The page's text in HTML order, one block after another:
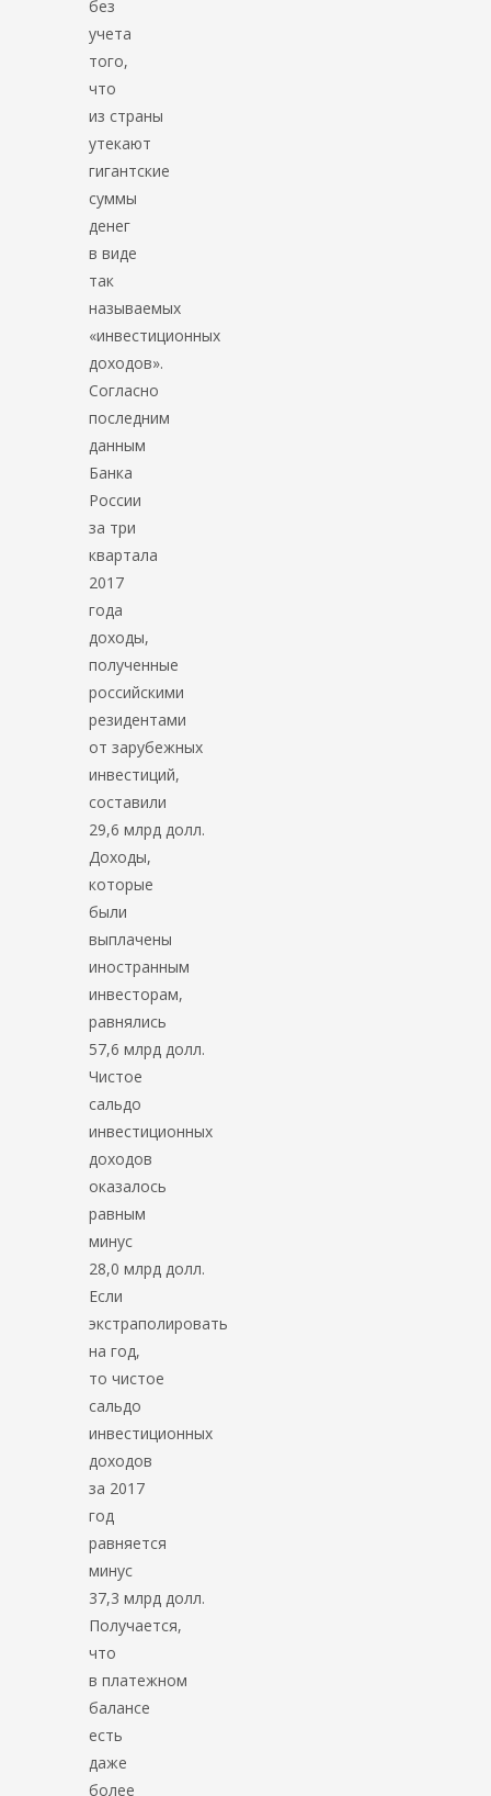
без
учета
того,
что
из страны
утекают
гигантские
суммы
денег
в виде
так
называемых
«инвестиционных
доходов».
Согласно
последним
данным
Банка
России
за три
квартала
2017
года
доходы,
полученные
российскими
резидентами
от зарубежных
инвестиций,
составили
29,6 млрд долл.
Доходы,
которые
были
выплачены
иностранным
инвесторам,
равнялись
57,6 млрд долл.
Чистое
сальдо
инвестиционных
доходов
оказалось
равным
минус
28,0 млрд долл.
Если
экстраполировать
на год,
то чистое
сальдо
инвестиционных
доходов
за 2017
год
равняется
минус
37,3 млрд долл.
Получается,
что
в платежном
балансе
есть
даже
более